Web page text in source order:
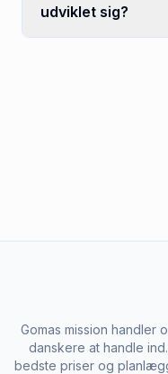
udviklet sig?
Gomas mission handler
danskere at handle
bedste priser og